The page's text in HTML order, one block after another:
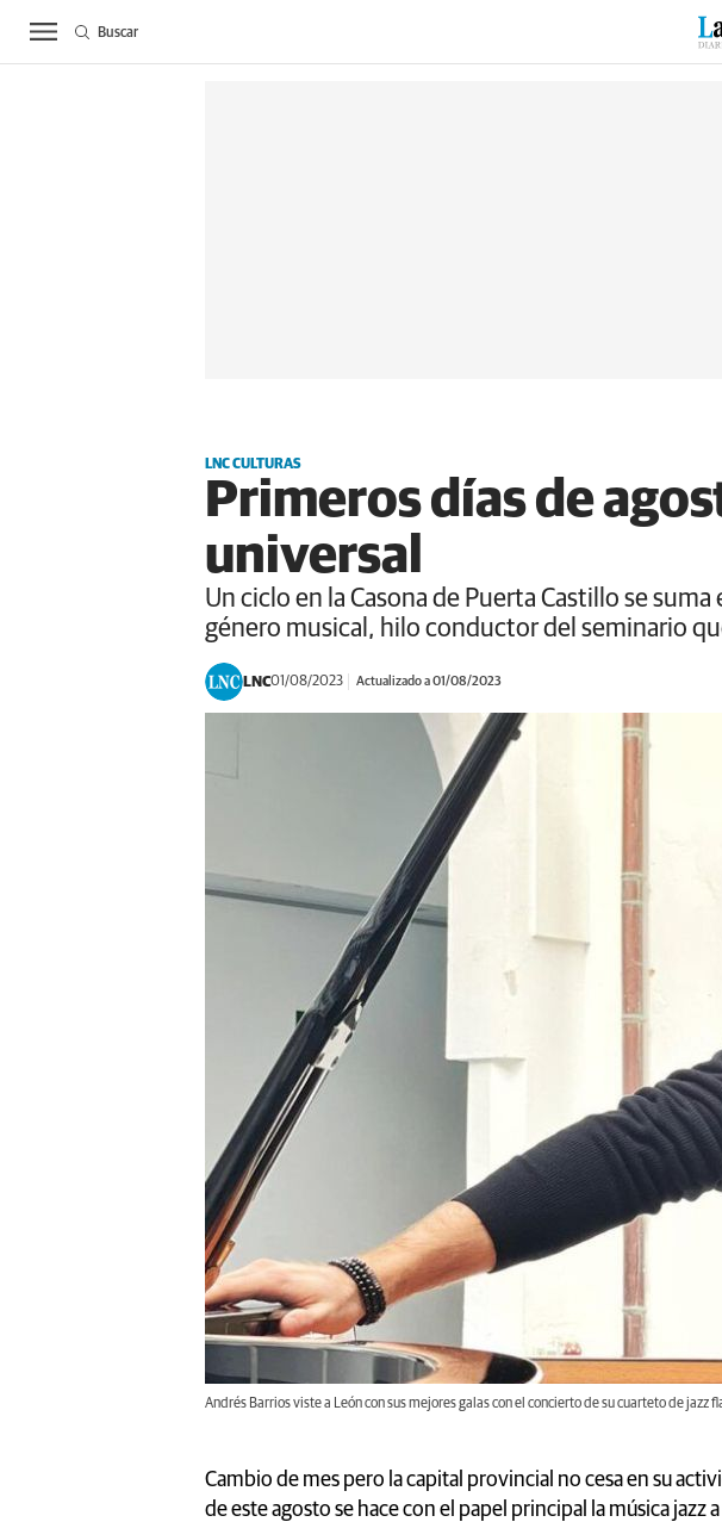
ACTUALIDAD BIERZO SUCESOS
Buscar
LNC CULTURAS
Primeros días de
universal
Un ciclo en la Casona de Puerta Castillo se
género musical, hilo conductor del seminario
LNC01/08/2023 Actualizado a 01/08/2023
Andrés Barrios viste a León con sus mejores galas con el concierto de su cuarteto de jazz
Cambio de mes pero la capital provincial no cesa en su
de este agosto se hace con el papel principal la música jazz